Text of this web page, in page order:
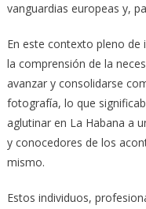
vanguardias europeas y,
En este contexto pleno de
la comprensión de la
avanzar y consolidarse
fotografía, lo que
aglutinar en La Habana a
y conocedores de los
mismo.
Estos individuos,